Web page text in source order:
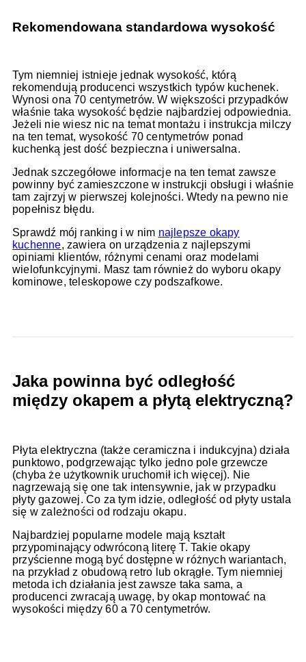
Rekomendowana standardowa wysokość
Tym niemniej istnieje jednak wysokość, którą
rekomendują producenci wszystkich typów kuchenek.
Wynosi ona 70 centymetrów. W większości przypadków
właśnie taka wysokość będzie najbardziej odpowiednia.
Jeżeli nie wiesz nic na temat montażu i instrukcja milczy
na ten temat, wysokość 70 centymetrów ponad
kuchenką jest dość bezpieczna i uniwersalna.
Jednak szczegółowe informacje na ten temat zawsze
powinny być zamieszczone w instrukcji obsługi i właśnie
tam zajrzyj w pierwszej kolejności. Wtedy na pewno nie
popełnisz błędu.
Sprawdź mój ranking i w nim najlepsze okapy
kuchenne, zawiera on urządzenia z najlepszymi
opiniami klientów, różnymi cenami oraz modelami
wielofunkcyjnymi. Masz tam również do wyboru okapy
kominowe, teleskopowe czy podszafkowe.
Jaka powinna być odległość
między okapem a płytą elektryczną?
Płyta elektryczna (także ceramiczna i indukcyjna) działa
punktowo, podgrzewając tylko jedno pole grzewcze
(chyba że użytkownik uruchomił ich więcej). Nie
nagrzewają się one tak intensywnie, jak w przypadku
płyty gazowej. Co za tym idzie, odległość od płyty ustala
się w zależności od rodzaju okapu.
Najbardziej popularne modele mają kształt
przypominający odwróconą literę T. Takie okapy
przyścienne mogą być dostępne w różnych wariantach,
na przykład z obudową retro lub okrągłe. Tym niemniej
metoda ich działania jest zawsze taka sama, a
producenci zwracają uwagę, by okap montować na
wysokości między 60 a 70 centymetrów.